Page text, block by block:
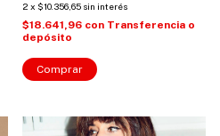
2 x $10.356,65 sin interés
$18.641,96 con Transferencia o
depósito
Comprar